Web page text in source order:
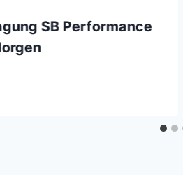
SB Performance